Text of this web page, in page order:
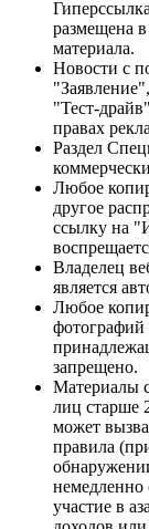
размещена
материала.
Новости с
"Тест-
правах
Раздел
Любое
другое
ссылку на
Владелец
является
Любое
фотографий
запрещено.
Материалы
лиц старше
может
правила
немедленно
участие в